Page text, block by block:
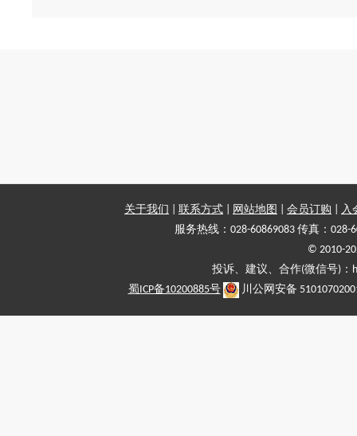
关于我们 联系方式 网站地图 会员订购
入
服务热线：028-60869083 传真：028-
© 2010-
投诉、建议、合作(微信号)
蜀ICP备10200885号
川公网安备